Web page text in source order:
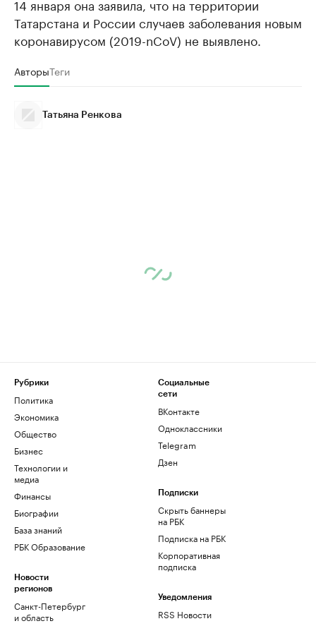
14 января она заявила, что на территории
Татарстана и России случаев заболевания новым
коронавирусом (2019-nCoV) не выявлено.
АвторыТеги
Татьяна Ренкова
Рубрики
Политика
Экономика
Общество
Бизнес
Технологии и
медиа
Финансы
Биографии
База знаний
РБК Образование
Новости
регионов
Санкт-Петербург
и область
Социальные
сети
ВКонтакте
Одноклассники
Telegram
Дзен
Подписки
Скрыть баннеры
на РБК
Подписка на РБК
Корпоративная
подписка
Уведомления
RSS Новости